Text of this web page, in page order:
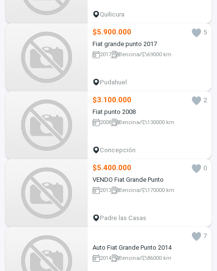
Quilicura
$5.900.000
5
Fiat grande punto 2017
2017 Bencina 69000 km
Pudahuel
$3.100.000
2
Fiat punto 2008
2008 Bencina 130000 km
Concepción
$5.400.000
0
VENDO Fiat Grande Punto
2013 Bencina 170000 km
Padre las Casas
7
Auto Fiat Grande Punto 2014
2014 Bencina 86000 km